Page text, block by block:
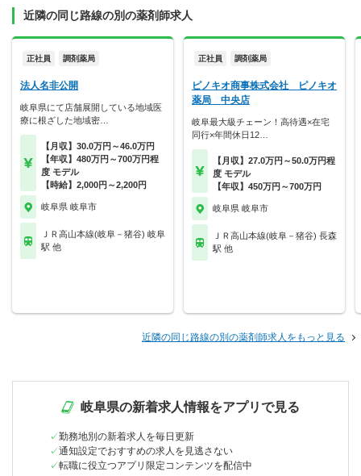
近隣の同じ路線の別の薬剤師求人
正社員 調剤薬局
法人名非公開
岐阜県にて店舗展開している地域医
療に根ざした地域密…
【月収】30.0万円～46.0万円
【年収】480万円～700万円程
度 モデル
【時給】2,000円～2,200円
岐阜県 岐阜市
ＪＲ高山本線(岐阜－猪谷) 岐阜
駅 他
正社員 調剤薬局
ピノキオ商事株式会社 ピノキオ
薬局 中央店
岐阜最大級チェーン！高待遇×在宅
同行×年間休日12…
【月収】27.0万円～50.0万円程
度 モデル
【年収】450万円～700万円
岐阜県 岐阜市
ＪＲ高山本線(岐阜－猪谷) 長森
駅 他
近隣の同じ路線の別の薬剤師求人をもっと見る
岐阜県の新着求人情報をアプリで見る
勤務地別の新着求人を毎日更新
通知設定でおすすめの求人を見逃さない
転職に役立つアプリ限定コンテンツを配信中